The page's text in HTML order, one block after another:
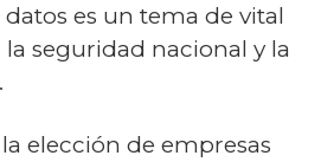
es un tema de vital
seguridad nacional y la
elección de empresas